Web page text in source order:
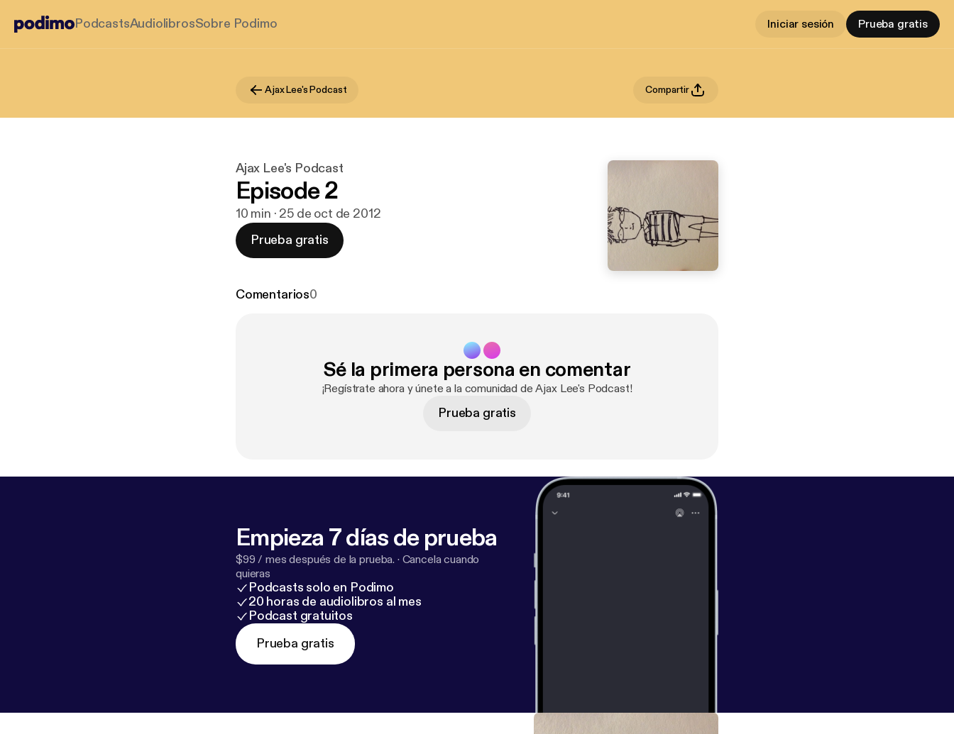
PodcastsAudiolibrosSobre Podimo Iniciar sesión Prueba gratis
Ajax Lee's Podcast Compartir
Ajax Lee's Podcast
Episode 2
10 min · 25 de oct de 2012
Prueba gratis
Comentarios0
Sé la primera persona en comentar
¡Regístrate ahora y únete a la comunidad de Ajax Lee's Podcast!
Prueba gratis
Empieza 7 días de prueba
$99 / mes después de la prueba. · Cancela cuando
quieras
Podcasts solo en Podimo
20 horas de audiolibros al mes
Podcast gratuitos
Prueba gratis